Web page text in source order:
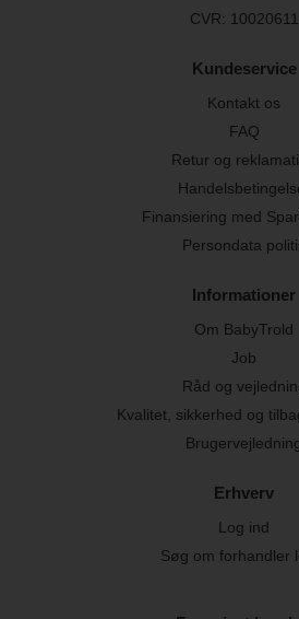
CVR: 10020611
Kundeservice
Kontakt os
FAQ
Retur og
Finansiering med
Persondata
Informationer
Om BabyTrold
Job
Råd og
Kvalitet, sikkerhed og
Erhverv
Log ind
Søg om forhandler